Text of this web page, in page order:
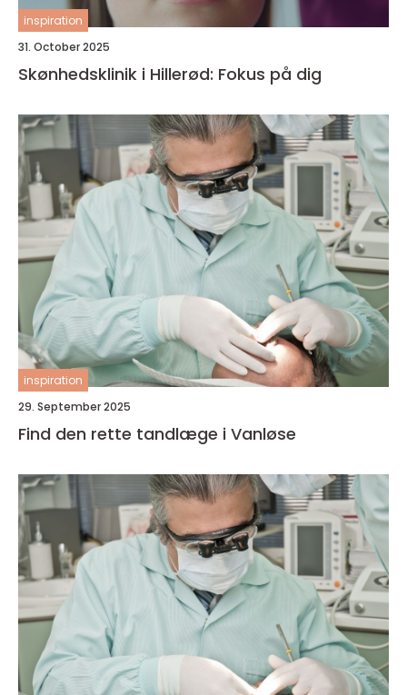
inspiration
31. October 2025
Skønhedsklinik i Hillerød: Fokus på dig
inspiration
29. September 2025
Find den rette tandlæge i Vanløse